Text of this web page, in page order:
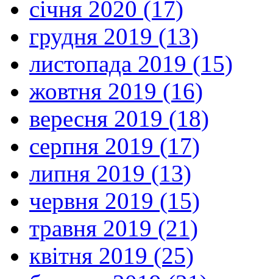
січня 2020 (17)
грудня 2019 (13)
листопада 2019 (15)
жовтня 2019 (16)
вересня 2019 (18)
серпня 2019 (17)
липня 2019 (13)
червня 2019 (15)
травня 2019 (21)
квітня 2019 (25)